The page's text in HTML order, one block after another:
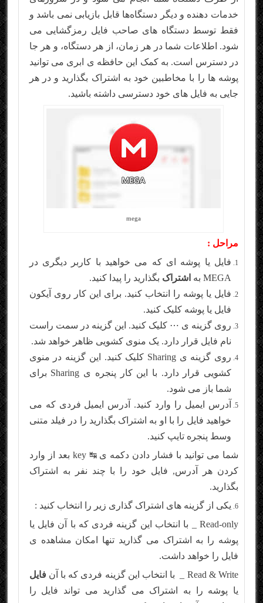
خدمات دهنده و دیگر دستگاه‌ها قابل بازیابی نمی باشد و
فقط توسط دستگاه های صاحب فایل رمزگشایی می
شود. اطلاعات شما در هر زمان، از هر دستگاه، و هر جا
در دسترس است. به کمک این حافظه ی ابری می توانید
پوشه ها را با مخاطبین خود به اشتراک بگذارید و در هر
جایی به فایل های خود دسترسی داشته باشید.
mega
مراحل :
فایل یا پوشه ای که می خواهید با کاربر دیگری در
MEGA به
اشتراک بگذارید را پیدا کنید.
فایل یا پوشه را انتخاب کنید. برای این کار روی آیکون
فایل یا پوشه کلیک کنید.
روی گزینه ی ⋯ کلیک کنید. این گزینه در سمت راست
نام فایل قرار دارد. یک منوی کشویی ظاهر خواهد شد.
روی گزینه ی Sharing کلیک کنید. این گزینه در منوی
کشویی قرار دارد. با این کار پنجره ی Sharing برای
شما باز می شود.
آدرس ایمیل را وارد کنید. آدرس ایمیل فردی که می
خواهید فایل را با او به اشتراک بگذارید را در فیلد متنی
وسط پنجره تایپ کنید.
شما می توانید با فشار دادن دکمه ی ↹ key بعد از وارد
کردن هر آدرس, فایل خود را با چند نفر به اشتراک
بگذارید.
یکی از گزینه های اشتراک گذاری زیر را انتخاب کنید :
Read-only _ با انتخاب این گزینه فردی که با آن فایل یا
پوشه را به اشتراک می گذارید تنها امکان مشاهده ی
فایل را خواهد داشت.
Read & Write _ با انتخاب این گزینه فردی که با آن
فایل
یا پوشه را به اشتراک می گذارید می تواند فایل را